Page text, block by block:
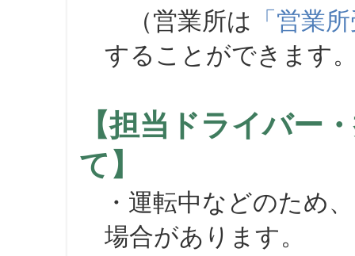
（営業所は 「営業
することができます
【担当ドライバー
て】
・運転中などのため
場合があります。